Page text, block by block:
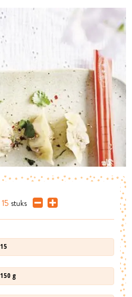
15 stuks
15
150 g